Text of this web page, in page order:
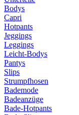
Bodys
Capri
Hotpants
Jeggings
Leggings
Leicht-Bodys
Pantys
Slips
Strumpfhosen
Bademode
Badeanzüge
Bade-Hotpants